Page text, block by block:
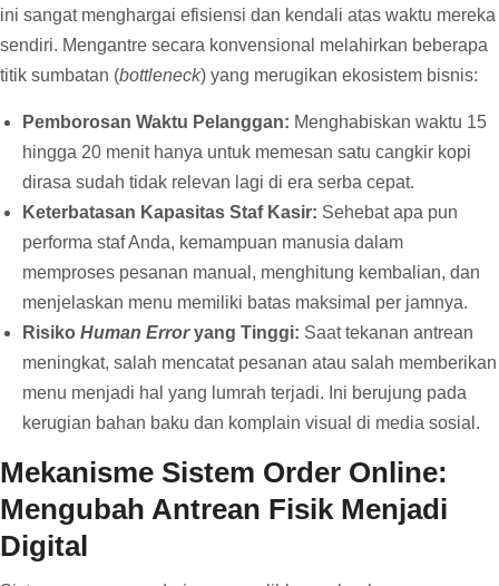
ini sangat menghargai efisiensi dan kendali atas waktu mereka
sendiri. Mengantre secara konvensional melahirkan beberapa
titik sumbatan (bottleneck) yang merugikan ekosistem bisnis:
Pemborosan Waktu Pelanggan: Menghabiskan waktu 15
hingga 20 menit hanya untuk memesan satu cangkir kopi
dirasa sudah tidak relevan lagi di era serba cepat.
Keterbatasan Kapasitas Staf Kasir: Sehebat apa pun
performa staf Anda, kemampuan manusia dalam
memproses pesanan manual, menghitung kembalian, dan
menjelaskan menu memiliki batas maksimal per jamnya.
Risiko Human Erroryang Tinggi: Saat tekanan antrean
meningkat, salah mencatat pesanan atau salah memberikan
menu menjadi hal yang lumrah terjadi. Ini berujung pada
kerugian bahan baku dan komplain visual di media sosial.
Mekanisme Sistem Order Online:
Mengubah Antrean Fisik Menjadi
Digital